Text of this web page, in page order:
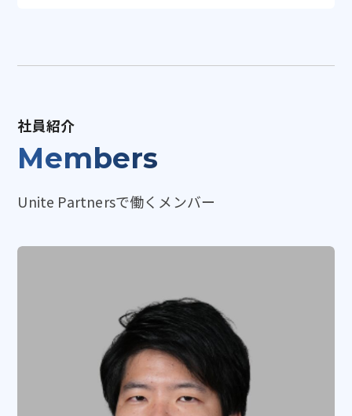
社員紹介
Members
Unite Partnersで働くメンバー